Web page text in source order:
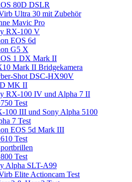
80D DSLR
Ultra 30 mit Zubehör
Mavic Pro
RX-100 V
EOS 6d
G5 X
1 DX Mark II
Mark II Bridgekamera
Shot DSC-HX90V
MK II
RX-100 IV und Alpha 7 II
Test
100 III und Sony Alpha 5100
7 Test
EOS 5d Mark III
Test
Test
Alpha SLT-A99
Elite Actioncam Test